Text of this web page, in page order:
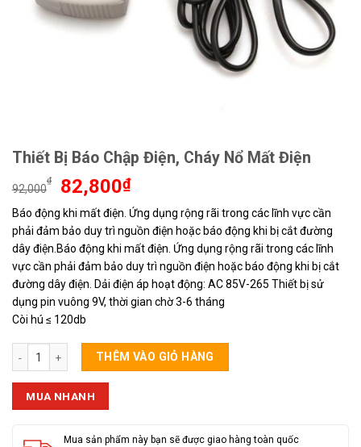
Thiết Bị Báo Chập Điện, Cháy Nổ Mất Điện
92,000
₫
Giá
gốc
là:
92,000₫.
82,800₫Giá
tại
là:
82,800₫.
Báo động khi mất điện. Ứng dụng rộng rãi trong các lĩnh vực cần
phải đảm bảo duy trì nguồn điện hoặc báo động khi bị cắt đường
dây điện.Báo động khi mất điện. Ứng dụng rộng rãi trong các lĩnh
vực cần phải đảm bảo duy trì nguồn điện hoặc báo động khi bị cắt
đường dây điện. Dải điện áp hoạt động: AC 85V-265 Thiết bị sử
dụng pin vuông 9V, thời gian chờ 3-6 tháng
Còi hú ≤ 120db
Thiết Bị Báo Chập Điện, Cháy Nổ Mất Điện số lượng
THÊM VÀO GIỎ HÀNG
MUA NHANH
Mua sản phẩm này bạn sẽ được giao hàng toàn quốc